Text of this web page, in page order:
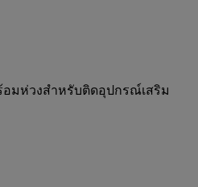
มห่วงสำหรับติดอุปกรณ์เสริม